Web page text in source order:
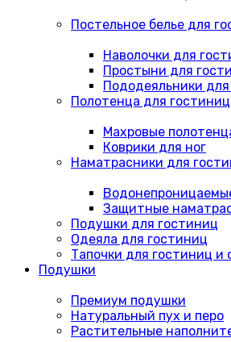
Постельное белье для
Наволочки для
Простыни для
Пододеяльники
Полотенца для
Махровые
Коврики для ног
Наматрасники для
Защитные
Подушки для гостиниц
Одеяла для гостиниц
Тапочки для гостиниц и
Подушки
Премиум подушки
Натуральный пух и перо
Растительные